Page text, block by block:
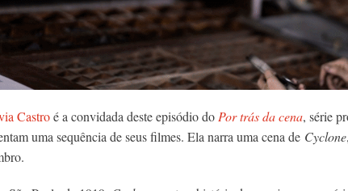
Castroé a convidada deste episódio doPor trás da cena, série
uma sequência de seus filmes. Ela narra uma cena de Cyclone